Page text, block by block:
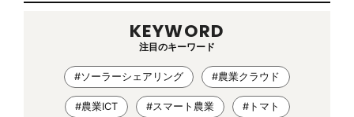
KEYWORD
注目のキーワード
#ソーラーシェアリング #農業クラウド
#農業ICT #スマート農業 #トマト